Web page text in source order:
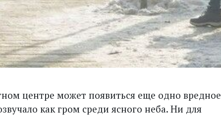
центре может появиться еще одно вредное
как гром среди ясного неба. Ни для